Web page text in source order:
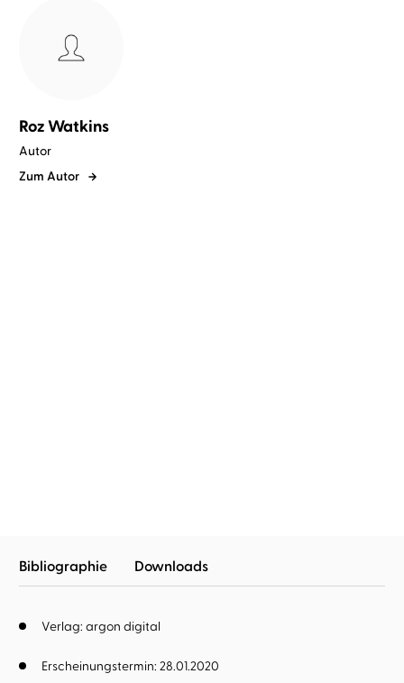
Roz Watkins
Autor
Zum Autor
Bibliographie Downloads
Verlag: argon digital
Erscheinungstermin: 28.01.2020